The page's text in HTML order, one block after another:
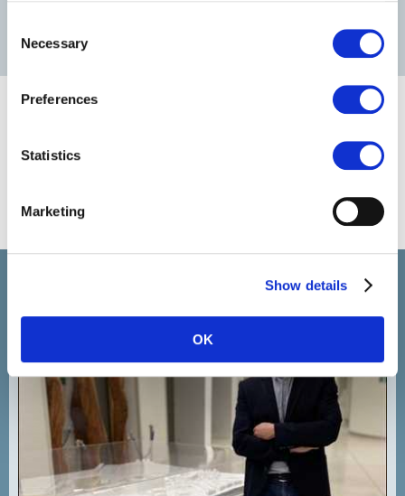
Selection
Necessary
Preferences
Statistics
Marketing
Show details
OK
Il n'ya pas de postes vacants pour ce département.
Actualité et événements